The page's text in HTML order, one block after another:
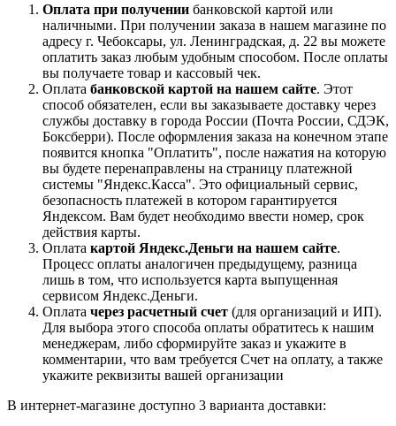
Оплата при получении банковской картой или
наличными. При получении заказа в нашем магазине по
адресу г. Чебоксары, ул. Ленинградская, д. 22 вы можете
оплатить заказ любым удобным способом. После оплаты
вы получаете товар и кассовый чек.
Оплата банковской картой на нашем сайте. Этот
способ обязателен, если вы заказываете доставку через
службы доставку в города России (Почта России, СДЭК,
Боксберри). После оформления заказа на конечном этапе
появится кнопка "Оплатить", после нажатия на которую
вы будете перенаправлены на страницу платежной
системы "Яндекс.Касса". Это официальный сервис,
безопасность платежей в котором гарантируется
Яндексом. Вам будет необходимо ввести номер, срок
действия карты.
Оплата картой Яндекс.Деньги на нашем сайте.
Процесс оплаты аналогичен предыдущему, разница
лишь в том, что используется карта выпущенная
сервисом Яндекс.Деньги.
Оплата через расчетный счет (для организаций и ИП).
Для выбора этого способа оплаты обратитесь к нашим
менеджерам, либо сформируйте заказ и укажите в
комментарии, что вам требуется Счет на оплату, а также
укажите реквизиты вашей организации
В интернет-магазине доступно 3 варианта доставки: